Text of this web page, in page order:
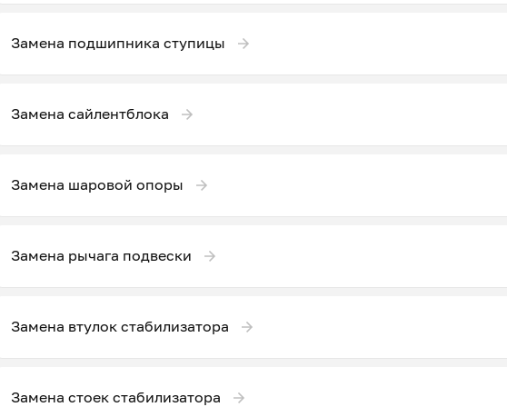
Замена подшипника ступицы
Замена сайлентблока
Замена шаровой опоры
Замена рычага подвески
Замена втулок стабилизатора
Замена стоек стабилизатора